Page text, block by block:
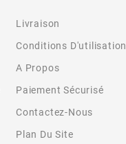
Livraison
Conditions D'utilisation
A Propos
Paiement Sécurisé
Contactez-Nous
Plan Du Site